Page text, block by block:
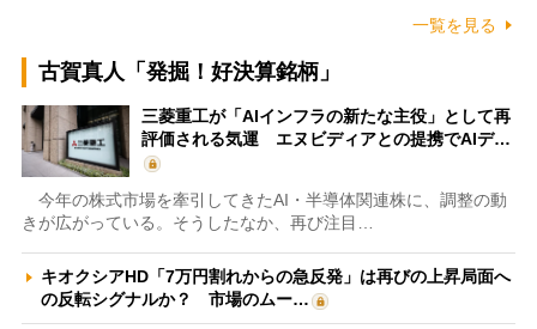
一覧を見る
古賀真人「発掘！好決算銘柄」
三菱重工が「AIインフラの新たな主役」として再
評価される気運 エヌビディアとの提携でAIデ…
今年の株式市場を牽引してきたAI・半導体関連株に、調整の動
きが広がっている。そうしたなか、再び注目…
キオクシアHD「7万円割れからの急反発」は再びの上昇局面へ
の反転シグナルか？ 市場のムー…